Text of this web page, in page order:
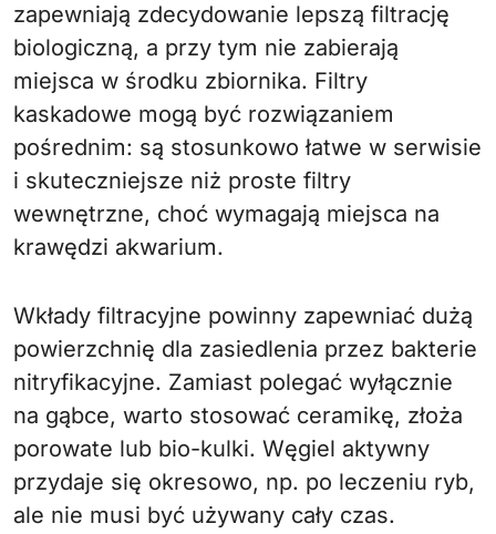
zapewniają zdecydowanie lepszą filtrację
biologiczną, a przy tym nie zabierają
miejsca w środku zbiornika. Filtry
kaskadowe mogą być rozwiązaniem
pośrednim: są stosunkowo łatwe w serwisie
i skuteczniejsze niż proste filtry
wewnętrzne, choć wymagają miejsca na
krawędzi akwarium.
Wkłady filtracyjne powinny zapewniać dużą
powierzchnię dla zasiedlenia przez bakterie
nitryfikacyjne. Zamiast polegać wyłącznie
na gąbce, warto stosować ceramikę, złoża
porowate lub bio-kulki. Węgiel aktywny
przydaje się okresowo, np. po leczeniu ryb,
ale nie musi być używany cały czas.